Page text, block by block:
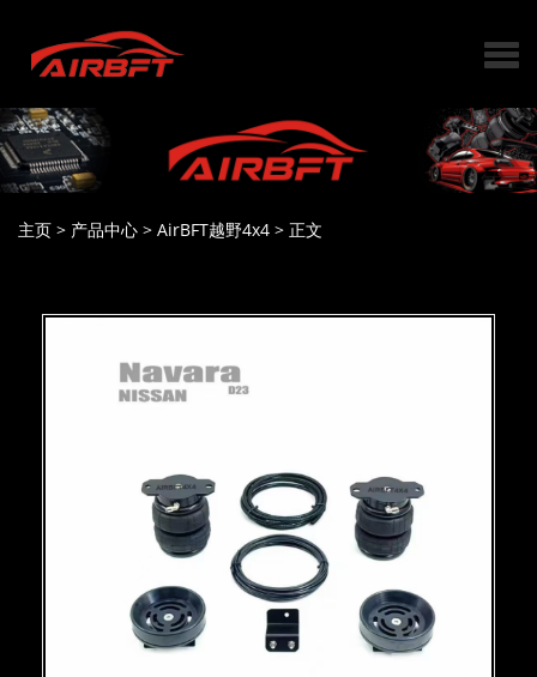
主页 > 产品中心 > AirBFT越野4x4 > 正文